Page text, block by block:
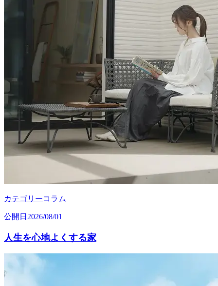
カテゴリーコラム
公開日 2026/08/01
人生を心地よくする家